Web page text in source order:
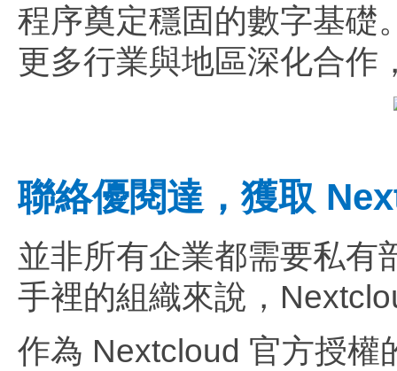
程序奠定穩固的數字基礎
更多行業與地區深化合作
聯絡優閱達，獲取
並非所有企業都需要私有
手裡的組織來說，
作為 Nextcloud 官方授權